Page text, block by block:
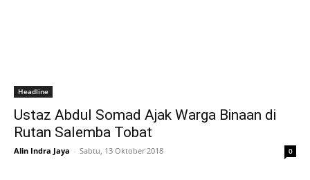
Headline
Ustaz Abdul Somad Ajak Warga Binaan di
Rutan Salemba Tobat
Alin Indra Jaya - Sabtu, 13 Oktober 2018 0